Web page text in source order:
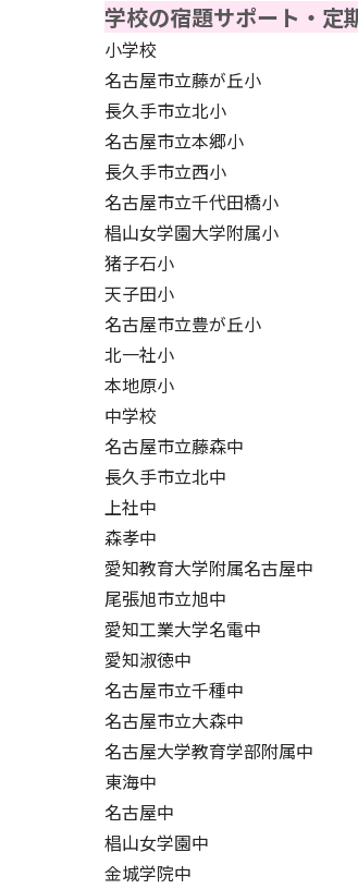
学校の宿題サポート・定
小学校
名古屋市立藤が丘小
長久手市立北小
名古屋市立本郷小
長久手市立西小
名古屋市立千代田橋小
椙山女学園大学附属小
猪子石小
天子田小
名古屋市立豊が丘小
北一社小
本地原小
中学校
名古屋市立藤森中
長久手市立北中
上社中
森孝中
愛知教育大学附属名古屋中
尾張旭市立旭中
愛知工業大学名電中
愛知淑徳中
名古屋市立千種中
名古屋市立大森中
名古屋大学教育学部附属中
東海中
名古屋中
椙山女学園中
金城学院中